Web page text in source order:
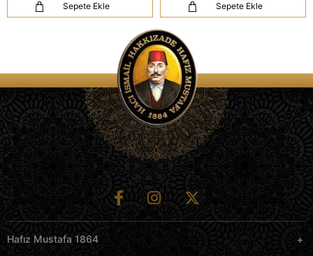
Sepete Ekle Sepete Ekle
Hafız Mustafa 1864